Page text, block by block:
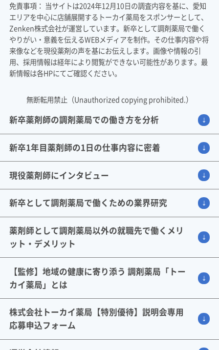
免責事項： 当サイトは2024年12月10日の調査内容を基に、愛知
エリアを中心に店舗展開するトーカイ薬局をスポンサーとして、
Zenken株式会社が運営しています。新卒として調剤薬局で働く
やりがい・意義を伝えるWEBメディアを制作。その仕事内容や将
来像などを現役薬剤の声を基にお伝えします。画像や情報の引
用、採用情報は経年により閲覧ができない可能性があります。最
新情報は各HPにてご確認ください。
無断転用禁止（Unauthorized copying prohibited.）
新卒薬剤師の調剤薬局での働き方を分析
新卒1年目薬剤師の1日の仕事内容に密着
現役薬剤師にインタビュー
新卒として調剤薬局で働くための業界研究
薬剤師として調剤薬局以外の就職先で働くメリ
ット・デメリット
【監修】地域の健康に寄り添う 調剤薬局「トー
カイ薬局」とは
株式会社トーカイ薬局【特別優待】説明会専用
応募申込フォーム